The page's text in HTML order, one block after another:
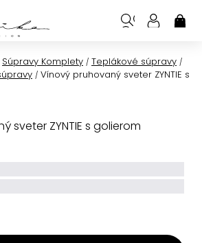
Súpravy Komplety / Teplákové súpravy /
/ Vínový pruhovaný sveter ZYNTIE s
sveter ZYNTIE s golierom